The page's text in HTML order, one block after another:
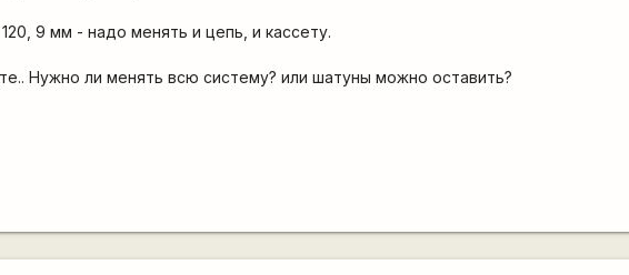
9 мм - надо менять и цепь, и кассету.
Нужно ли менять всю систему? или шатуны можно оставить?